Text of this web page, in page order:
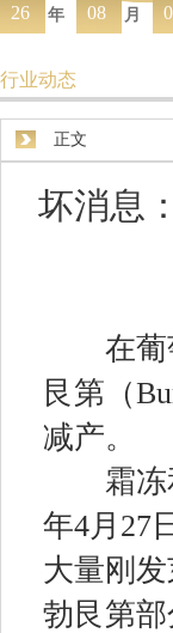
26 年 08 月
行业动态
正文
坏消息
在葡萄
艮第（
减产。
霜冻和
年4月27
大量刚
勃艮第